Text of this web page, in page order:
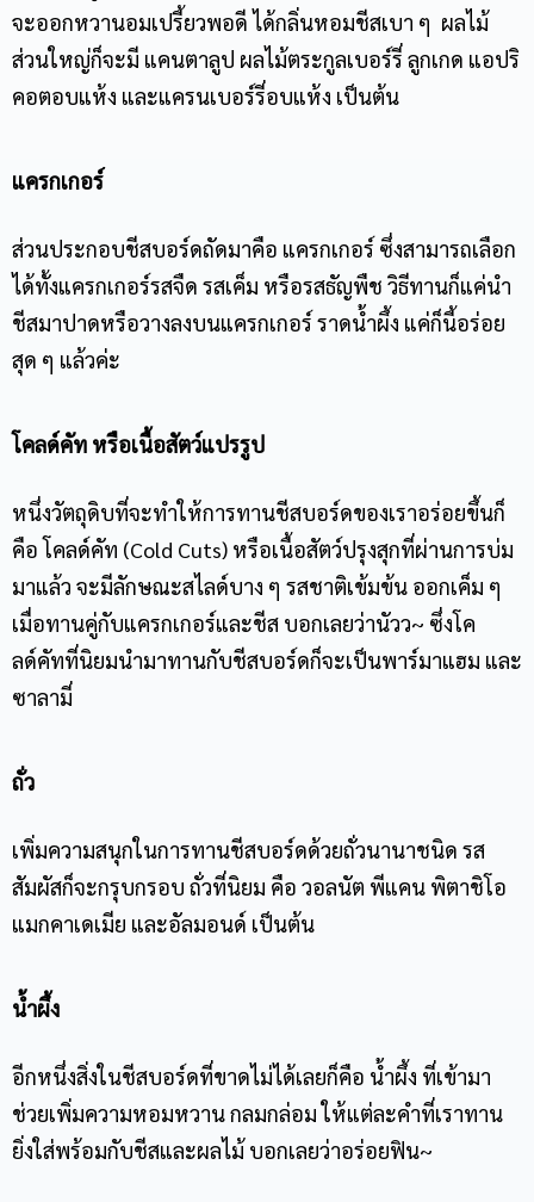
จะออกหวานอมเปรี้ยวพอดี ได้กลิ่นหอมชีสเบา ๆ ผลไม้
ส่วนใหญ่ก็จะมี แคนตาลูป ผลไม้ตระกูลเบอร์รี่ ลูกเกด แอปริ
คอตอบแห้ง และแครนเบอร์รี่อบแห้ง เป็นต้น
แครกเกอร์
ส่วนประกอบชีสบอร์ดถัดมาคือ แครกเกอร์ ซึ่งสามารถเลือก
ได้ทั้งแครกเกอร์รสจืด รสเค็ม หรือรสธัญพืช วิธีทานก็แค่นำ
ชีสมาปาดหรือวางลงบนแครกเกอร์ ราดน้ำผึ้ง แค่ก็นี้อร่อย
สุด ๆ แล้วค่ะ
โคลด์คัท หรือเนื้อสัตว์แปรรูป
หนึ่งวัตถุดิบที่จะทำให้การทานชีสบอร์ดของเราอร่อยขึ้นก็
คือ โคลด์คัท (Cold Cuts) หรือเนื้อสัตว์ปรุงสุกที่ผ่านการบ่ม
มาแล้ว จะมีลักษณะสไลด์บาง ๆ รสชาติเข้มข้น ออกเค็ม ๆ
เมื่อทานคู่กับแครกเกอร์และชีส บอกเลยว่านัวว~ ซึ่งโค
ลด์คัทที่นิยมนำมาทานกับชีสบอร์ดก็จะเป็นพาร์มาแฮม และ
ซาลามี่
ถั่ว
เพิ่มความสนุกในการทานชีสบอร์ดด้วยถั่วนานาชนิด รส
สัมผัสก็จะกรุบกรอบ ถั่วที่นิยม คือ วอลนัต พีแคน พิตาชิโอ
แมกคาเดเมีย และอัลมอนด์ เป็นต้น
น้ำผึ้ง
อีกหนึ่งสิ่งในชีสบอร์ดที่ขาดไม่ได้เลยก็คือ น้ำผึ้ง ที่เข้ามา
ช่วยเพิ่มความหอมหวาน กลมกล่อม ให้แต่ละคำที่เราทาน
ยิ่งใส่พร้อมกับชีสและผลไม้ บอกเลยว่าอร่อยฟิน~